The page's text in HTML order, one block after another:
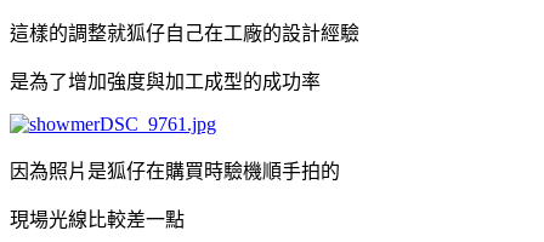
這樣的調整就狐仔自己在工廠的設計經驗
是為了增加強度與加工成型的成功率
因為照片是狐仔在購買時驗機順手拍的
現場光線比較差一點